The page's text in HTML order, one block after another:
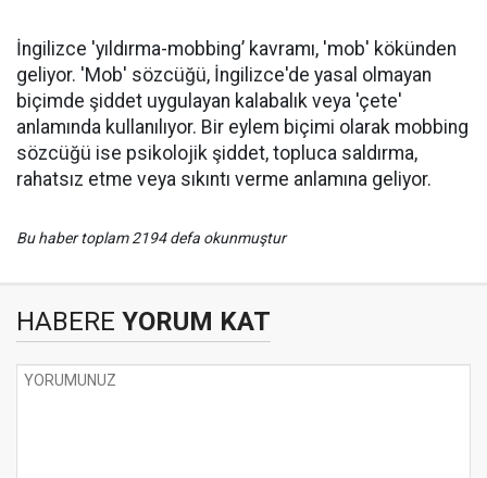
İngilizce 'yıldırma-mobbing’ kavramı, 'mob' kökünden
geliyor. 'Mob' sözcüğü, İngilizce'de yasal olmayan
biçimde şiddet uygulayan kalabalık veya 'çete'
anlamında kullanılıyor. Bir eylem biçimi olarak mobbing
sözcüğü ise psikolojik şiddet, topluca saldırma,
rahatsız etme veya sıkıntı verme anlamına geliyor.
Bu haber toplam 2194 defa okunmuştur
HABERE YORUM KAT